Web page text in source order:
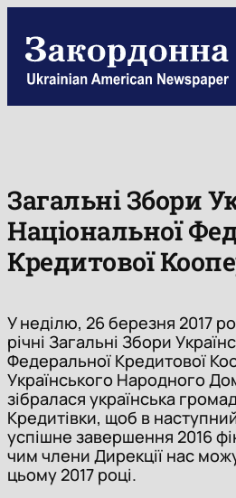
content
Загальні Збори
Національної
Кредитової
У неділю, 26 березня 2017
річні Загальні Збори
Федеральної Кредитової
Українського Народного
зібралася українська
Кредитівки, щоб в
успішне завершення 2016
чим члени Дирекції нас
цьому 2017 році.